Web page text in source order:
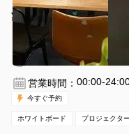
¥22000 〜 ¥22000
代々木公園駅 徒歩3分
4時間〜
営業時間： 00:00-24:00
今すぐ予約
ホワイトボード プロジェクター